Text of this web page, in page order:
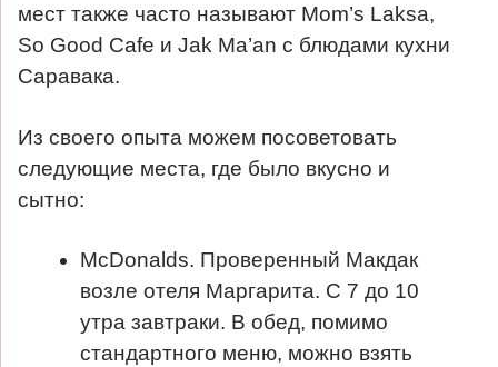
мест также часто называют Mom’s Laksa,
So Good Cafe и Jak Ma’an с блюдами кухни
Саравака.
Из своего опыта можем посоветовать
следующие места, где было вкусно и
сытно:
McDonalds. Проверенный Макдак
возле отеля Маргарита. С 7 до 10
утра завтраки. В обед, помимо
стандартного меню, можно взять